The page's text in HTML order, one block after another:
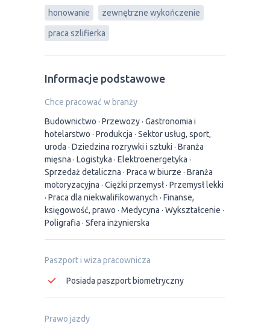
honowanie zewnętrzne wykończenie
praca szlifierka
Informacje podstawowe
Chce pracować w branży
Budownictwo
Przewozy Gastronomia i
hotelarstwo
Produkcja
Sektor usług, sport,
uroda
Dziedzina rozrywki i sztuki
Branża
mięsna
Logistyka
Elektroenergetyka
Sprzedaż detaliczna
Praca w biurze
Branża
motoryzacyjna
Ciężki przemysł Przemysł lekki
Praca dla niekwalifikowanych
Finanse,
księgowość, prawo
Medycyna
Wykształcenie
Poligrafia
Sfera inżynierska
Paszport i wiza pracownicza
Posiada paszport biometryczny
Prawo jazdy